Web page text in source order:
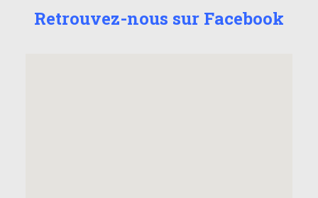
Retrouvez-nous sur Facebook